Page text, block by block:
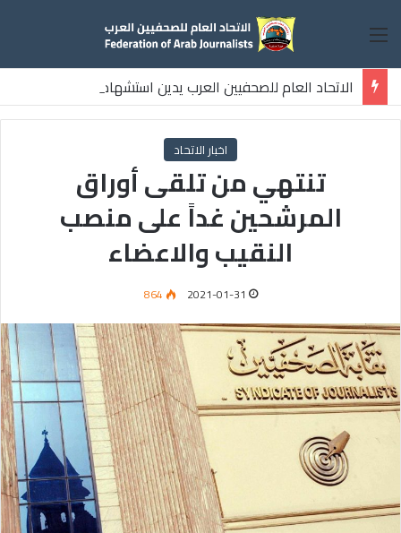
القائمة
الاتحاد العام للصحفيين العرب يدين استشهاد
ثلاثة صحفيين فلسطينيين باستهداف إسرائيلي وسط قطاع غزة
اخبار الاتحاد
تنتهي من تلقى أوراق
المرشحين غداً على منصب
النقيب والاعضاء
2021-01-31
864